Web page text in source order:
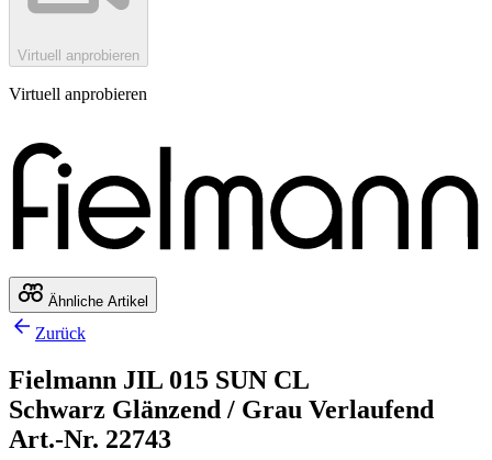
Virtuell anprobieren
Virtuell anprobieren
Ähnliche Artikel
Zurück
Fielmann JIL 015 SUN CL
Schwarz Glänzend / Grau Verlaufend
Art.-Nr. 22743